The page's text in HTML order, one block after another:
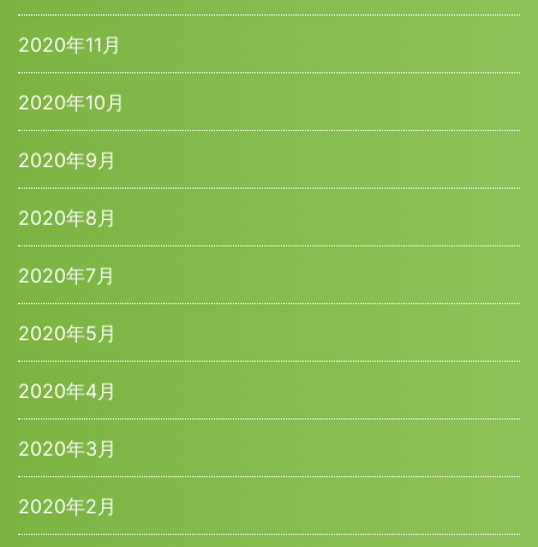
2020年11月
2020年10月
2020年9月
2020年8月
2020年7月
2020年5月
2020年4月
2020年3月
2020年2月